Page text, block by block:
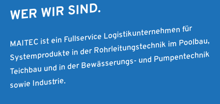
WER WIR SIND.
MAITEC ist ein Fullservice Logistikunternehmen für
Systemprodukte in der Rohrleitungstechnik im Poolbau,
Teichbau und in der Bewässerungs- und Pumpentechnik
sowie Industrie.